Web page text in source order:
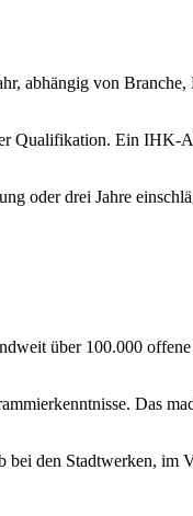
abhängig von Branche,
Qualifikation. Ein IHK-
oder drei Jahre
über 100.000
Das
den Stadtwerken, im